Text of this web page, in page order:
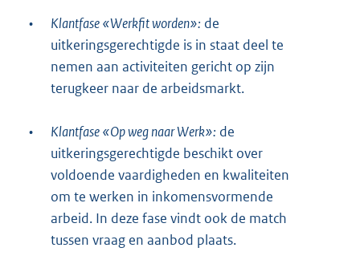
• Klantfase «Werkfit worden»: de
uitkeringsgerechtigde is in staat deel te
nemen aan activiteiten gericht op zijn
terugkeer naar de arbeidsmarkt.
• Klantfase «Op weg naar Werk»: de
uitkeringsgerechtigde beschikt over
voldoende vaardigheden en kwaliteiten
om te werken in inkomensvormende
arbeid. In deze fase vindt ook de match
tussen vraag en aanbod plaats.